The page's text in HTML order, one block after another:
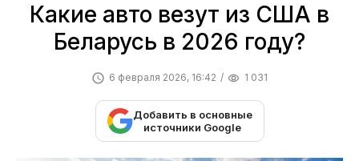
В НАЛИЧИИ
МОТОЦИКЛЫ
УСЛУГИ
Какие авто везут из США в
Беларусь в 2026 году?
6 февраля 2026, 16:42 1 031
Добавить в основные
источники Google